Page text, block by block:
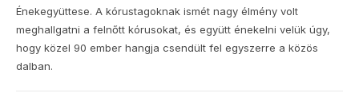
Énekegyüttese. A kórustagoknak ismét nagy élmény volt
meghallgatni a felnőtt kórusokat, és együtt énekelni velük úgy,
hogy közel 90 ember hangja csendült fel egyszerre a közös
dalban.